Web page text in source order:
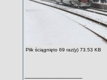
Plik ściągnięto 69 raz(y) 73.53 KB